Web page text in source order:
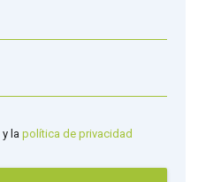
y lapolítica de privacidad